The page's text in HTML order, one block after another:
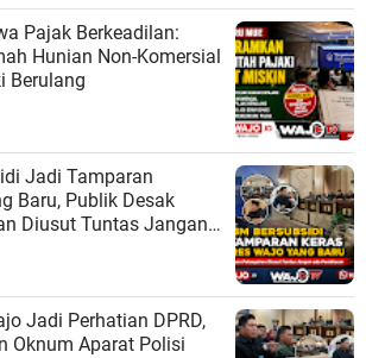
Pajak Berkeadilan:
Hunian Non-Komersial
Berulang
Jadi Tamparan
Baru, Publik Desak
Diusut Tuntas Jangan
Jadi Perhatian DPRD,
Oknum Aparat Polisi